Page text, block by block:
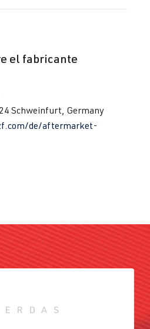
el fabricante
Schweinfurt, Germany
de/aftermarket-